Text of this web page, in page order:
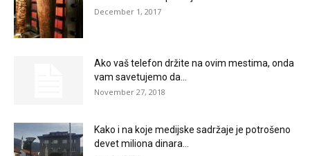
December 1, 2017
Ako vaš telefon držite na ovim mestima, onda
vam savetujemo da...
November 27, 2018
Kako i na koje medijske sadržaje je potrošeno
devet miliona dinara...